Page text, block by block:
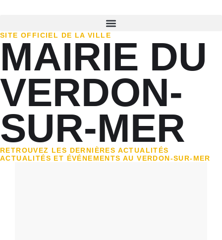
SITE OFFICIEL DE LA VILLE
MAIRIE DU
VERDON-
SUR-MER
RETROUVEZ LES DERNIÈRES ACTUALITÉS
ACTUALITÉS ET ÉVÉNEMENTS AU VERDON-SUR-MER